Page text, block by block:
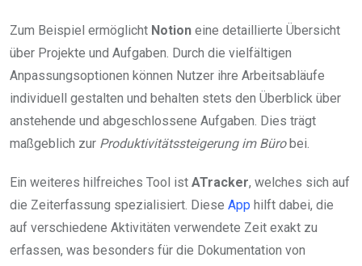
Zum Beispiel ermöglicht Notion eine detaillierte Übersicht
über Projekte und Aufgaben. Durch die vielfältigen
Anpassungsoptionen können Nutzer ihre Arbeitsabläufe
individuell gestalten und behalten stets den Überblick über
anstehende und abgeschlossene Aufgaben. Dies trägt
maßgeblich zur Produktivitätssteigerung im Bürobei.
Ein weiteres hilfreiches Tool ist ATracker, welches sich auf
die Zeiterfassung spezialisiert. Diese App hilft dabei, die
auf verschiedene Aktivitäten verwendete Zeit exakt zu
erfassen, was besonders für die Dokumentation von